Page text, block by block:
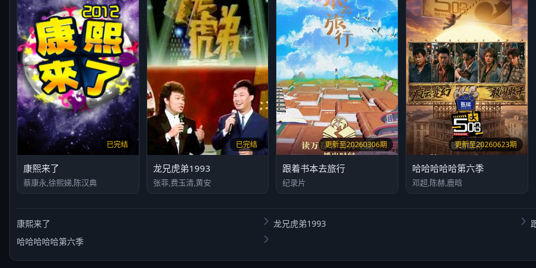
已完结
康熙来了
蔡康永,徐熙娣,陈汉典
已完结
龙兄虎弟1993
张菲,费玉清,黄安
更新至20260306期
跟着书本去旅行
纪录片
更新至20260623期
哈哈哈哈哈第六季
邓超,陈赫,鹿晗
康熙来了 龙兄虎弟1993
哈哈哈哈哈第六季